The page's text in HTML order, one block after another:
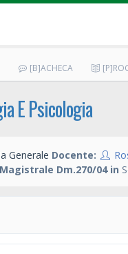
[B]ACHECA
E Psicologia
Generale Docente:
Dm.270/04 in